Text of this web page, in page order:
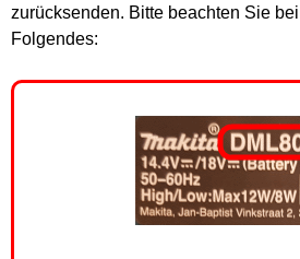
zurücksenden. Bitte beachten Sie
Folgendes: